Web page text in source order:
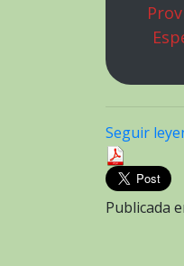
Seguir
Publicada